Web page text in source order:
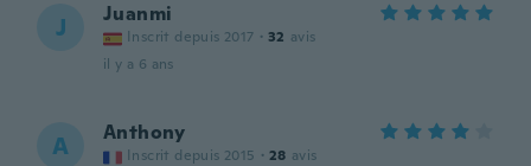
J Juanmi
Inscrit depuis 2017 · 32 avis
il y a 6 ans
A Anthony
Inscrit depuis 2015 · 28 avis